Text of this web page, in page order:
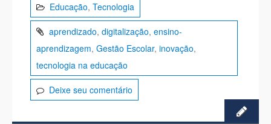
Educação,Tecnologia
aprendizado,digitalização,ensino-
aprendizagem,Gestão Escolar,inovação,
tecnologia na educação
Deixe seu comentário